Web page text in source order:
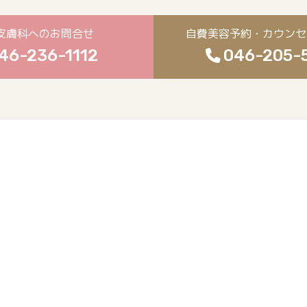
膚科へのお問合せ
236-1112
自費美容予約・カウン
046-205-